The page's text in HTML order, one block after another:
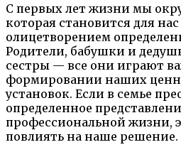
С первых лет жизни мы
которая становится для
олицетворением
Родители, бабушки и
сестры — все они играют
формировании наших
установок. Если в семье
определенное
профессиональной жизни,
повлиять на наше решение.